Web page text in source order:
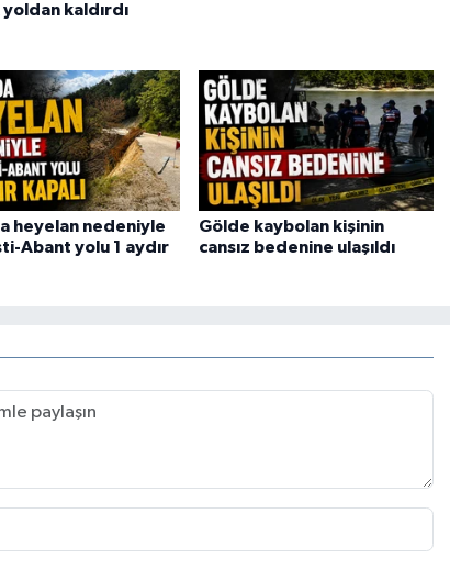
kaldırdı
heyelan nedeniyle
Abant yolu 1 aydır
Gölde kaybolan kişinin
cansız bedenine ulaşıldı